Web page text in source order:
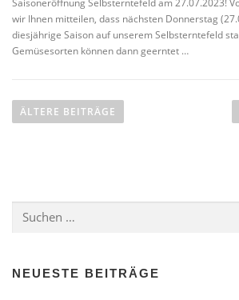
Saisoneröffnung Selbsterntefeld am 27.07.2023!
wir Ihnen mitteilen, dass nächsten Donnerstag
diesjährige Saison auf unserem Selbsterntefeld
Gemüsesorten können dann geerntet …
e
a
ÄLTERE BEITRÄGE
nach:
NEUESTE BEITRÄGE